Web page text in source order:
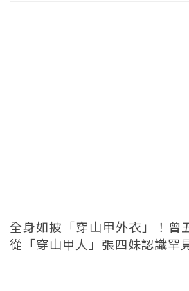
全身如披「穿山甲外衣」！曾
從「穿山甲人」張四妹認識罕